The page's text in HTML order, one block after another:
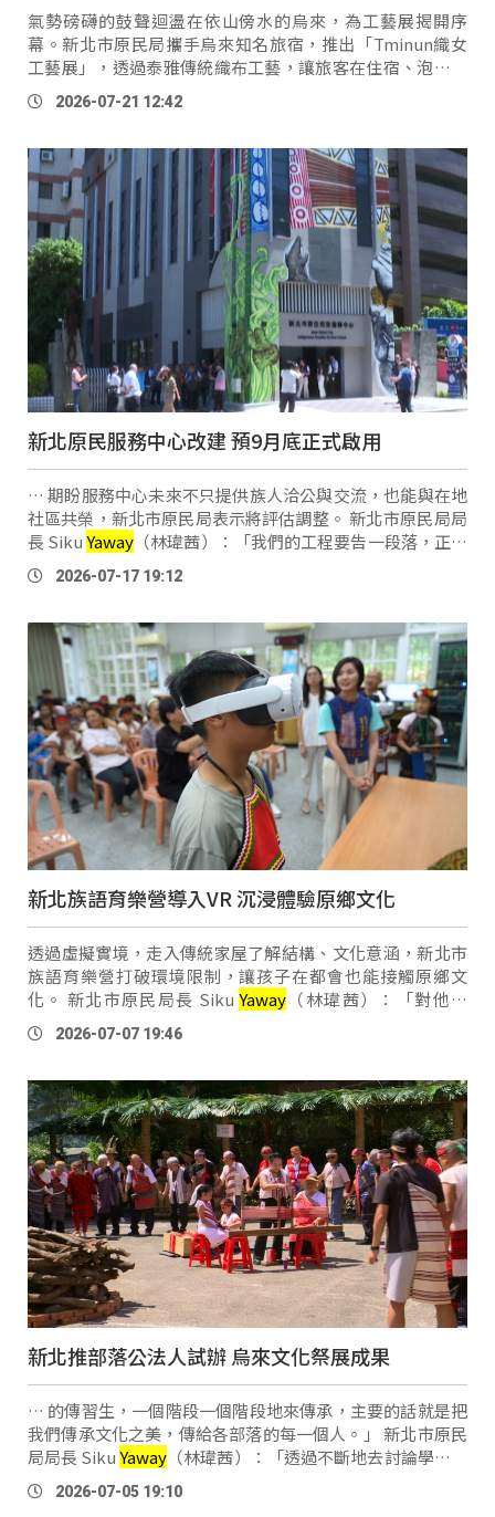
氣勢磅礴的鼓聲迴盪在依山傍水的烏來，為工藝展揭開序
幕。新北市原民局攜手烏來知名旅宿，推出「Tminun織女
工藝展」，透過泰雅傳統織布工藝，讓旅客在住宿、泡湯之
餘，也能深入認識泰雅文化與土地故事。 新北市原民局局長
SikuYaway （林瑋茜）：「就是大家其 …
2026-07-21 12:42
新北原民服務中心改建 預9月底正式啟用
… 期盼服務中心未來不只提供族人洽公與交流，也能與在地
社區共榮，新北市原民局表示將評估調整。 新北市原民局局
長 SikuYaway （林瑋茜）：「我們的工程要告一段落，正在
收尾的階段。包括我們整個五層樓地上五層樓，那一樓是我
們的服務空間行政辦公 …
2026-07-17 19:12
新北族語育樂營導入VR 沉浸體驗原鄉文化
透過虛擬實境，走入傳統家屋了解結構、文化意涵，新北市
族語育樂營打破環境限制，讓孩子在都會也能接觸原鄉文
化。 新北市原民局長 Siku Yaway （林瑋茜）：「對他們
（學生）來說，在都會去可以直接看到不同族群的文化，甚
至實地去體驗，我相信在老師的引導 …
2026-07-07 19:46
新北推部落公法人試辦 烏來文化祭展成果
… 的傳習生，一個階段一個階段地來傳承，主要的話就是把
我們傳承文化之美，傳給各部落的每一個人。」 新北市原民
局局長 SikuYaway （林瑋茜）：「透過不斷地去討論學習，
以及去找回部落裡面年輕這層，青年階級或者是說年輕人的
2026-07-05 19:10